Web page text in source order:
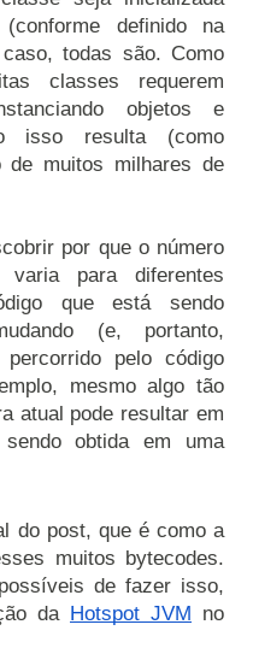
definido na
todas são. Como
classes requerem
objetos e
isso resulta (como
de muitos milhares de
por que o número
varia para diferentes
que está sendo
(e, portanto,
pelo código
mesmo algo tão
atual pode resultar em
obtida em uma
do post, que é como a
muitos bytecodes.
de fazer isso,
da Hotspot JVM